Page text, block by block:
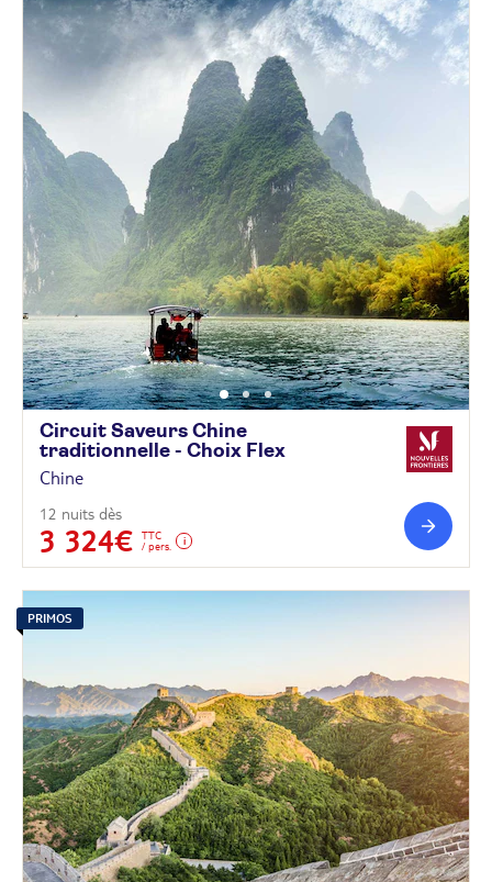
Circuit Saveurs Chine
traditionnelle - Choix Flex
Chine
12 nuits dès
3 324€
TTC
/ pers.
PRIMOS